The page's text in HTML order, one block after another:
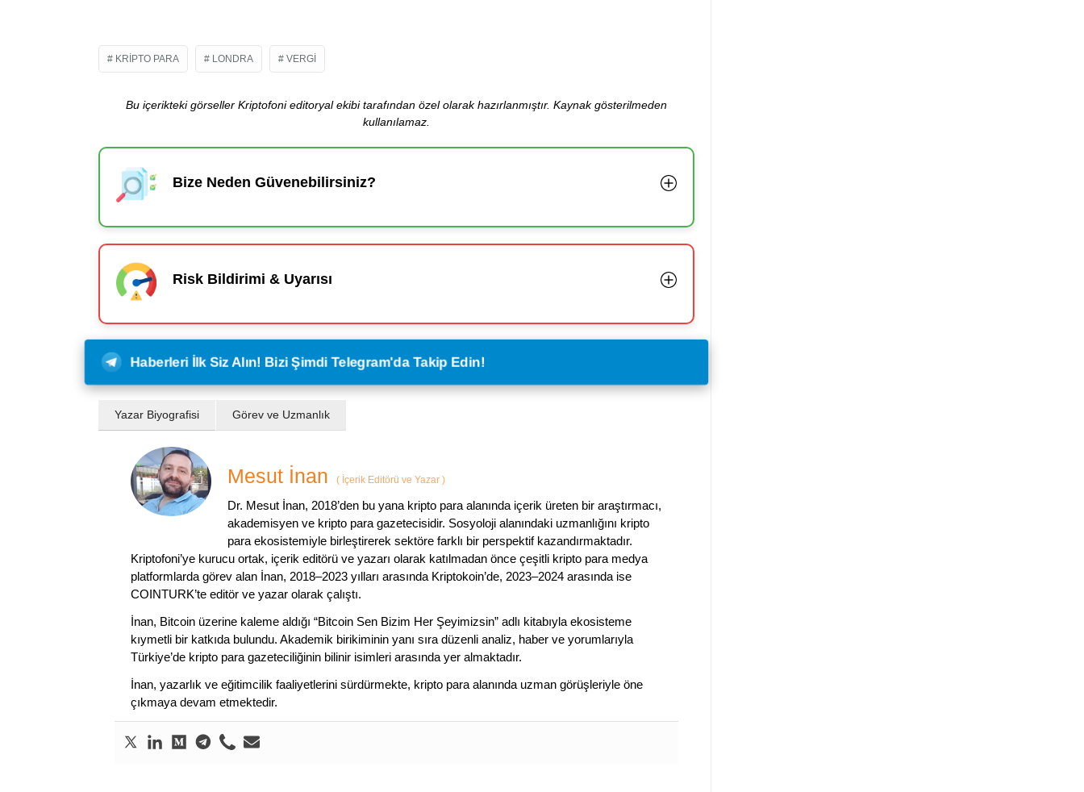
KRIPTO PARA LONDRA VERGI
Bu içerikteki görseller Kriptofoni editoryal ekibi tarafından özel olarak hazırlanmıştır. Kaynak gösterilmeden
kullanılamaz.
Bize Neden Güvenebilirsiniz?
Risk Bildirimi & Uyarısı
Haberleri İlk Siz Alın! Bizi Şimdi Telegram'da Takip Edin!
Yazar Biyografisi Görev ve Uzmanlık
Mesut İnan ( İçerik Editörü ve Yazar )
Dr. Mesut İnan, 2018’den bu yana kripto para alanında içerik üreten bir araştırmacı,
akademisyen ve kripto para gazetecisidir. Sosyoloji alanındaki uzmanlığını kripto
para ekosistemiyle birleştirerek sektöre farklı bir perspektif kazandırmaktadır.
Kriptofoni’ye kurucu ortak, içerik editörü ve yazarı olarak katılmadan önce çeşitli kripto para medya
platformlarda görev alan İnan, 2018–2023 yılları arasında Kriptokoin’de, 2023–2024 arasında ise
COINTURK’te editör ve yazar olarak çalıştı.
İnan, Bitcoin üzerine kaleme aldığı “Bitcoin Sen Bizim Her Şeyimizsin” adlı kitabıyla ekosisteme
kıymetli bir katkıda bulundu. Akademik birikiminin yanı sıra düzenli analiz, haber ve yorumlarıyla
Türkiye’de kripto para gazeteciliğinin bilinir isimleri arasında yer almaktadır.
İnan, yazarlık ve eğitimcilik faaliyetlerini sürdürmekte, kripto para alanında uzman görüşleriyle öne
çıkmaya devam etmektedir.